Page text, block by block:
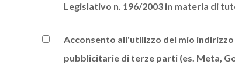
Legislativo n. 196/2003 in materia di
Acconsento all'utilizzo del mio
pubblicitarie di terze parti (es. Meta,